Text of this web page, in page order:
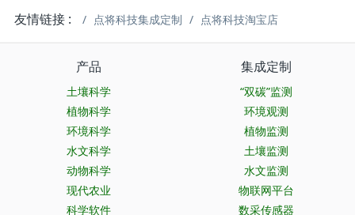
友情链接 : 点将科技集成定制 点将科技淘宝店
产品
土壤科学
植物科学
环境科学
水文科学
动物科学
现代农业
科学软件
集成定制
“双碳”监测
环境观测
植物监测
土壤监测
水文监测
物联网平台
数采传感器